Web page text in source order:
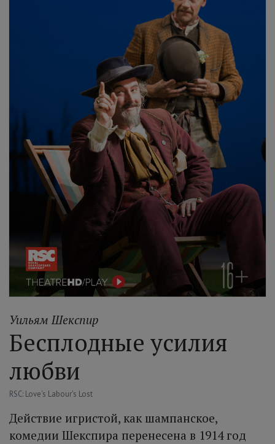
Уильям Шекспир
Бесплодные усилия
любви
RSC: Love's Labour's Lost
Действие игристой, как шампанское,
комедии Шекспира перенесена в 1914 год